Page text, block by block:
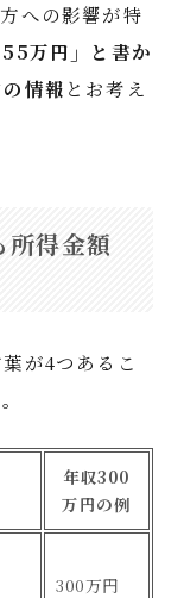
への影響が特
55万円」と書か
情報 とお考え
所得金額
が4つあるこ
年収300
万円の例
300万円